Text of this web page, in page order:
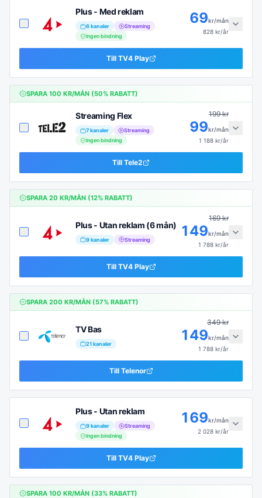
Plus - Med reklam
6kanaler
Streaming
Ingen bindning
69kr/mån
828 kr/år
Till TV4 Play
SPARA 100 KR/MÅN (50% RABATT)
Streaming Flex
7kanaler
Streaming
Ingen bindning
199kr
99kr/mån
1 188 kr/år
Till Tele2
SPARA 20 KR/MÅN (12% RABATT)
Plus - Utan reklam (6 mån)
9kanaler Streaming
169kr
149kr/mån
1 788 kr/år
Till TV4 Play
SPARA 200 KR/MÅN (57% RABATT)
TV Bas
21kanaler
349kr
149kr/mån
1 788 kr/år
Till Telenor
Plus - Utan reklam
9kanaler
Streaming
Ingen bindning
169kr/mån
2 028 kr/år
Till TV4 Play
SPARA 100 KR/MÅN (33% RABATT)